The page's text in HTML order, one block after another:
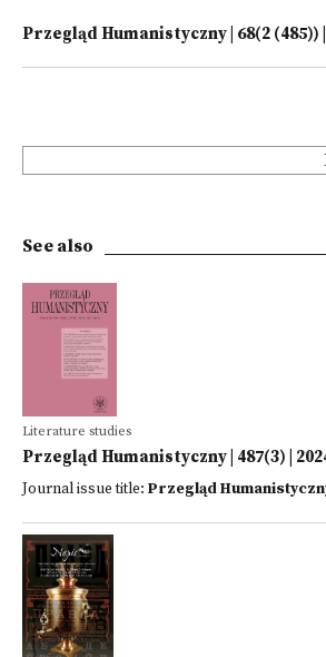
Przegląd Humanistyczny | 68(2 (485)) |
See also
Literature studies
Przegląd Humanistyczny | 487(3) |
Journal issue title: Przegląd